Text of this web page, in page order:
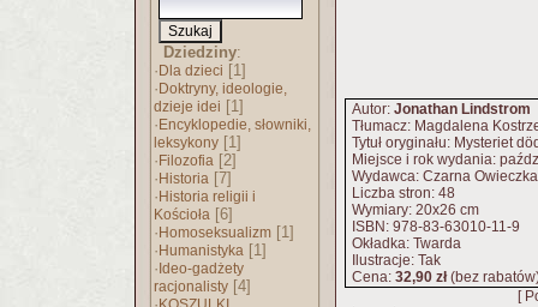
Dziedziny:
· Dla dzieci [1]
· Doktryny, ideologie,
dzieje idei [1]
· Encyklopedie, słowniki,
leksykony [1]
· Filozofia [2]
· Historia [7]
· Historia religii i
Kościoła [6]
· Homoseksualizm [1]
· Humanistyka [1]
· Ideo-gadżety
racjonalisty [4]
Autor: Jonathan Lindstrom
Tłumacz: Magdalena
Tytuł oryginału: Mysteriet
Miejsce i rok wydania:
Wydawca: Czarna Owieczka
Liczba stron: 48
Wymiary: 20x26 cm
ISBN: 978-83-63010-11-9
Okładka: Twarda
Ilustracje: Tak
Cena: 32,90 zł(bez
[